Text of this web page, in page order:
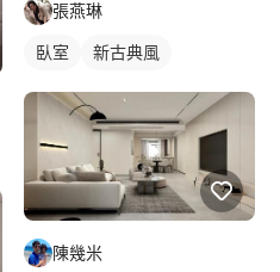
張燕琳
臥室 新古典風
陳幾米